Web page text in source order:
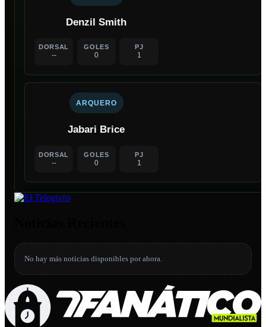
Denzil Smith
DORSAL
--
GOLES
0
PJ
1
ARQUERO
Jabari Brice
DORSAL
--
GOLES
0
PJ
1
No hay más noticias disponibles por ahora.